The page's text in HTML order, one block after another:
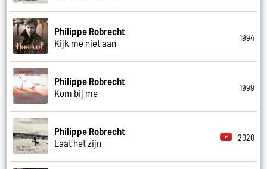
Philippe Robrecht
Kijk me niet aan
1994
Philippe Robrecht
Kom bij me
1999
Philippe Robrecht
Laat het zijn
2020